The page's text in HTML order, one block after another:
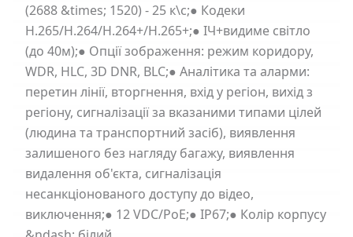
(2688 &times; 1520) - 25 к\с;● Кодеки
H.265/H.264/H.264+/H.265+;● ІЧ+видиме світло
(до 40м);● Опції зображення: режим коридору,
WDR, HLC, 3D DNR, BLC;● Аналітика та аларми:
перетин лінії, вторгнення, вхід у регіон, вихід з
регіону, сигналізації за вказаними типами цілей
(людина та транспортний засіб), виявлення
залишеного без нагляду багажу, виявлення
видалення об'єкта, сигналізація
несанкціонованого доступу до відео,
виключення;● 12 VDC/PoE;● IP67;● Колір корпусу